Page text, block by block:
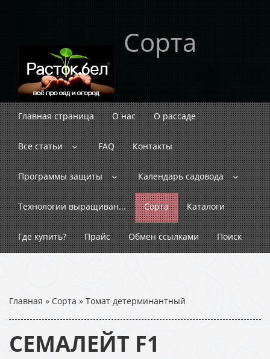
Сорта
Главная страница О нас О рассаде
Все статьи FAQ Контакты
Программы защиты Календарь садовода
Технологии выращиван... Сорта Каталоги
Где купить? Прайс Обмен ссылками Поиск
Главная » Сорта » Томат детерминантный
СЕМАЛЕЙТ F1